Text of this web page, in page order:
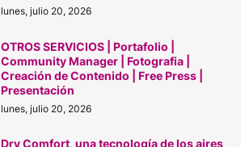
lunes, julio 20, 2026
OTROS SERVICIOS | Portafolio |
Community Manager | Fotografia |
Creación de Contenido | Free Press |
Presentación
lunes, julio 20, 2026
Dry Comfort, una tecnología de los aires